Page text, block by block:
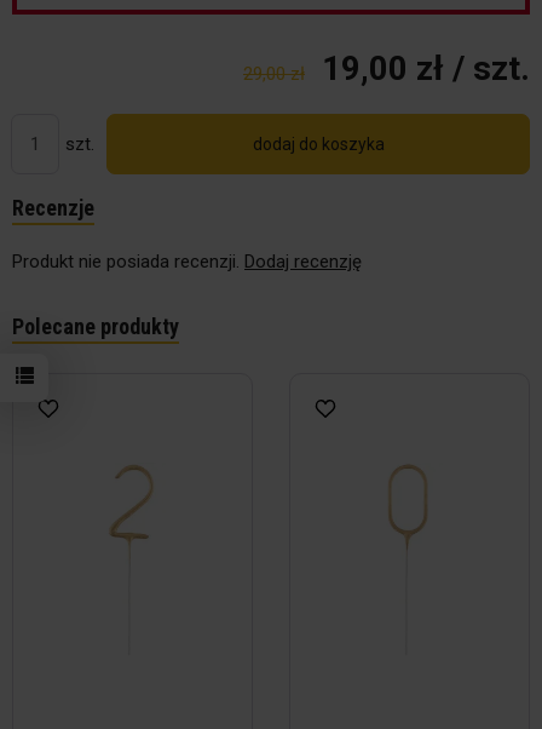
29,00 zł 19,00 zł / szt.
szt. dodaj do koszyka
Recenzje
Produkt nie posiada recenzji. Dodaj recenzję
Polecane produkty